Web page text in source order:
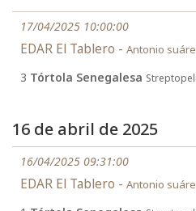
17/04/2025 10:00:00
EDAR El Tablero - Antonio
3 Tórtola Senegalesa
16 de abril de 2025
16/04/2025 09:31:00
EDAR El Tablero - Antonio